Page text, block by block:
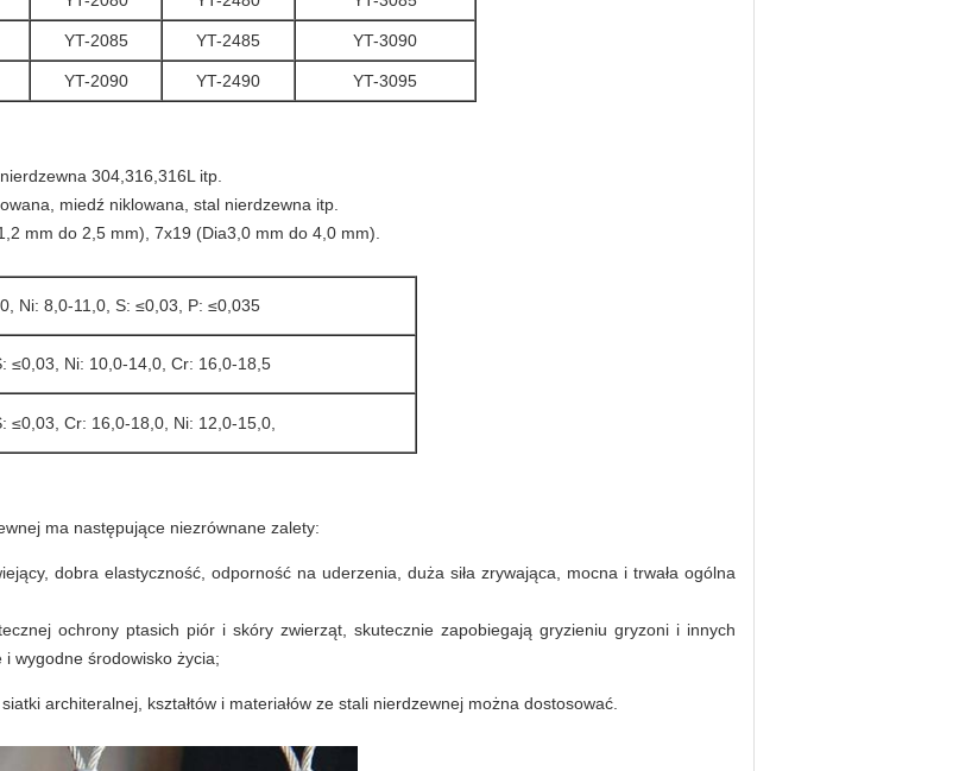
YT-2085 YT-2485 YT-3090
YT-2090 YT-2490 YT-3095
304,316,316L itp.
miedź niklowana, stal nierdzewna itp.
mm do 2,5 mm), 7x19 (Dia3,0 mm do 4,0 mm).
Ni: 8,0-11,0, S: ≤0,03, P: ≤0,035
≤0,03, Ni: 10,0-14,0, Cr: 16,0-18,5
≤0,03, Cr: 16,0-18,0, Ni: 12,0-15,0,
ma następujące niezrównane zalety:
dobra elastyczność, odporność na uderzenia, duża siła zrywająca, mocna i trwała ogólna
ochrony ptasich piór i skóry zwierząt, skutecznie zapobiegają gryzieniu gryzoni i innych
wygodne środowisko życia;
architeralnej, kształtów i materiałów ze stali nierdzewnej można dostosować.